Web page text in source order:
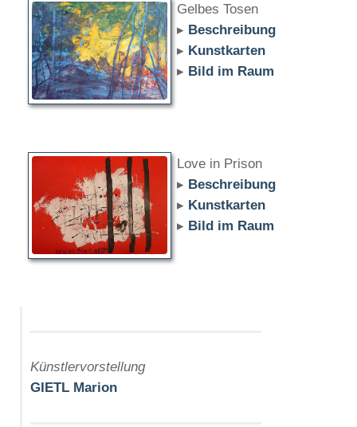
Gelbes Tosen
▸ Beschreibung
▸ Kunstkarten
▸ Bild im Raum
Love in Prison
▸ Beschreibung
▸ Kunstkarten
▸ Bild im Raum
Künstlervorstellung
GIETL Marion